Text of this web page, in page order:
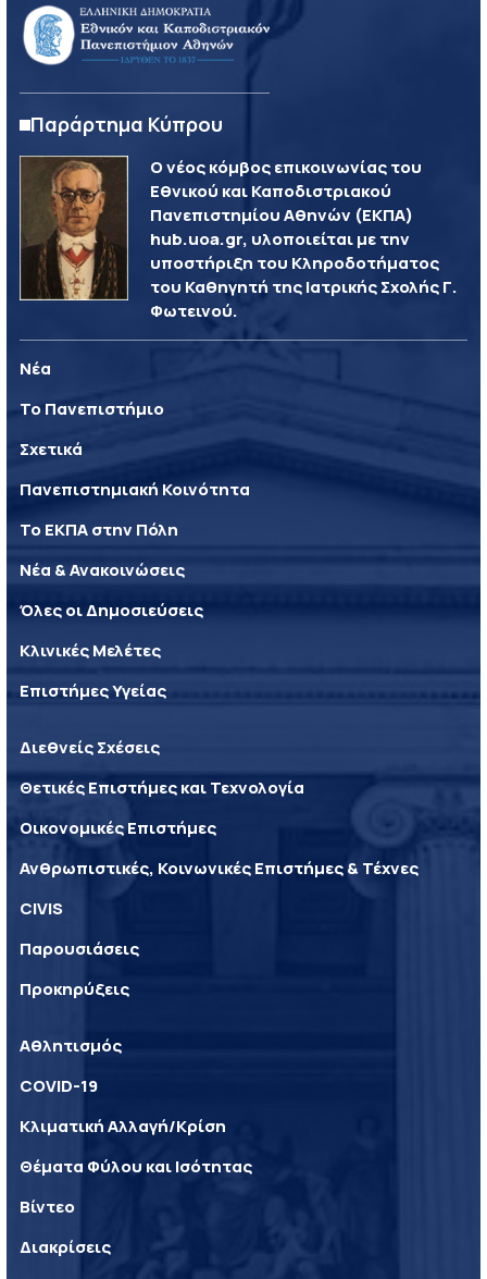
Παράρτημα Κύπρου
Ο νέος κόμβος επικοινωνίας του
Εθνικού και Καποδιστριακού
Πανεπιστημίου Αθηνών (ΕΚΠΑ)
hub.uoa.gr, υλοποιείται με την
υποστήριξη του Κληροδοτήματος
του Καθηγητή της Ιατρικής Σχολής Γ.
Φωτεινού.
Νέα
Το Πανεπιστήμιο
Σχετικά
Πανεπιστημιακή Κοινότητα
Το ΕΚΠΑ στην Πόλη
Νέα & Ανακοινώσεις
Όλες οι Δημοσιεύσεις
Κλινικές Μελέτες
Επιστήμες Υγείας
Διεθνείς Σχέσεις
Θετικές Επιστήμες και Τεχνολογία
Οικονομικές Επιστήμες
Ανθρωπιστικές, Κοινωνικές Επιστήμες & Τέχνες
CIVIS
Παρουσιάσεις
Προκηρύξεις
Αθλητισμός
COVID-19
Κλιματική Αλλαγή/Κρίση
Θέματα Φύλου και Ισότητας
Βίντεο
Διακρίσεις